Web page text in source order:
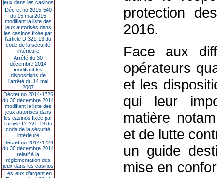
jeux dans les casinos
Décret no 2015-540
du 15 mai 2015
modifiant la liste des
jeux autorisés dans
les casinos fixée par
l’article D.321-13 du
code de la sécurité
intérieure
Arrêté du 30
décembre 2014
modifiant les
dispositions de
l’arrêté du 14 mai
2007
Décret no 2014-1726
du 30 décembre 2014
modifiant la liste des
jeux autorisés dans
les casinos fixée par
l’article D. 321-13 du
code de la sécurité
intérieure
Décret no 2014-1724
du 30 décembre 2014
relatif à la
réglementation des
jeux dans les casinos
Les jeux d’argent en
protection
2016.
Face aux
opérateurs
et les
qui leur
matière
et de lutte
un guide
mise en